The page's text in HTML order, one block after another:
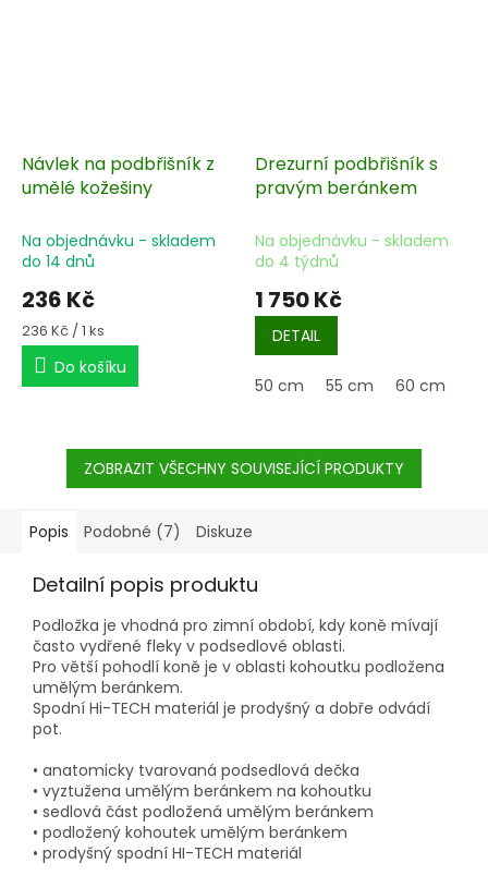
Návlek na podbřišník z
umělé kožešiny
Na objednávku - skladem
do 14 dnů
236 Kč
Měrná
cena:
236 Kč / 1 ks
Do košíku
Drezurní podbřišník s
pravým beránkem
Na objednávku - skladem
do 4 týdnů
1 750 Kč
DETAIL
50 cm 55 cm 60 cm
ZOBRAZIT VŠECHNY SOUVISEJÍCÍ PRODUKTY
Popis Podobné (7) Diskuze
Detailní popis produktu
Podložka je vhodná pro zimní období, kdy koně mívají
často vydřené fleky v podsedlové oblasti.
Pro větší pohodlí koně je v oblasti kohoutku podložena
umělým beránkem.
Spodní Hi-TECH materiál je prodyšný a dobře odvádí
pot.
• anatomicky tvarovaná podsedlová dečka
• vyztužena umělým beránkem na kohoutku
• sedlová část podložená umělým beránkem
• podložený kohoutek umělým beránkem
• prodyšný spodní HI-TECH materiál